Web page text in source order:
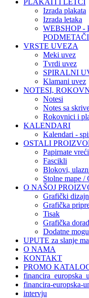
Izrada plakata
Izrada letaka
WEBSHOP
PODMETAČI
VRSTE UVEZA
Meki uvez
Tvrdi uvez
SPIRALNI
Klamani uvez
NOTESI,
Notesi
Notes sa
Rokovnici i
KALENDARI
Kalendari -
OSTALI
Papirnate
Fascikli
Blokovi,
Stolne mape /
O NAŠOJ
Grafički dizajn
Grafička
Tisak
Grafička
Dodatne
UPUTE za slanje
O NAMA
KONTAKT
PROMO
financira-europska-
intervju